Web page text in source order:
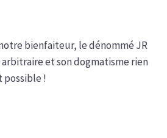
bienfaiteur, le dénommé JR
arbitraire et son dogmatisme rien
possible !